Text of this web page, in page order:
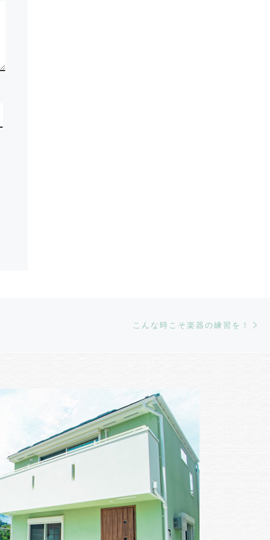
こんな時こそ楽器の練習を！